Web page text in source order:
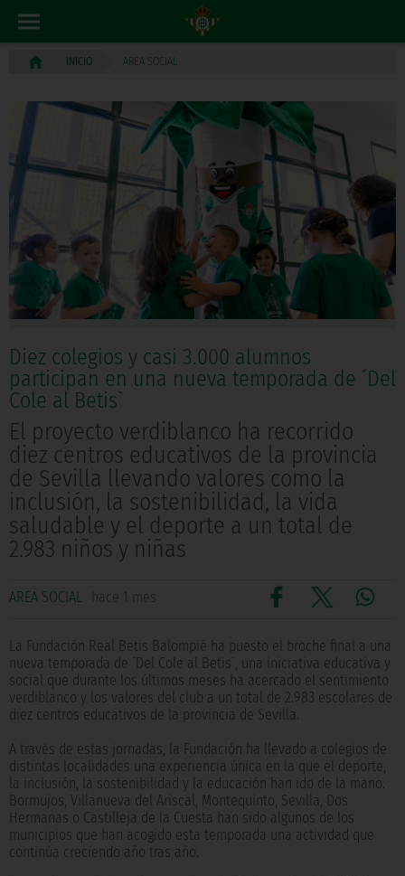
INICIO AREA SOCIAL
Diez colegios y casi 3.000 alumnos
participan en una nueva temporada de ´Del
Cole al Betis`
El proyecto verdiblanco ha recorrido
diez centros educativos de la provincia
de Sevilla llevando valores como la
inclusión, la sostenibilidad, la vida
saludable y el deporte a un total de
2.983 niños y niñas
AREA SOCIAL hace 1 mes
La Fundación Real Betis Balompié ha puesto el broche final a una
nueva temporada de ´Del Cole al Betis`, una iniciativa educativa y
social que durante los últimos meses ha acercado el sentimiento
verdiblanco y los valores del club a un total de 2.983 escolares de
diez centros educativos de la provincia de Sevilla.
A través de estas jornadas, la Fundación ha llevado a colegios de
distintas localidades una experiencia única en la que el deporte,
la inclusión, la sostenibilidad y la educación han ido de la mano.
Bormujos, Villanueva del Ariscal, Montequinto, Sevilla, Dos
Hermanas o Castilleja de la Cuesta han sido algunos de los
municipios que han acogido esta temporada una actividad que
continúa creciendo año tras año.